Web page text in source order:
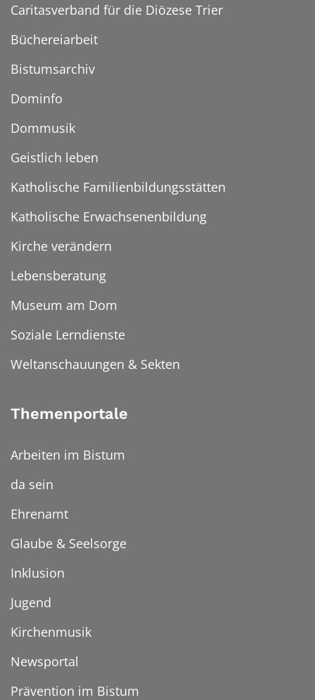
Caritasverband für die Diözese Trier
Büchereiarbeit
Bistumsarchiv
Dominfo
Dommusik
Geistlich leben
Katholische Familienbildungsstätten
Katholische Erwachsenenbildung
Kirche verändern
Lebensberatung
Museum am Dom
Soziale Lerndienste
Weltanschauungen & Sekten
Themenportale
Arbeiten im Bistum
da sein
Ehrenamt
Glaube & Seelsorge
Inklusion
Jugend
Kirchenmusik
Newsportal
Prävention im Bistum